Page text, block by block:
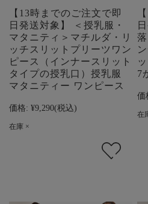
【13時までのご注文で即
日発送対象】 ＜授乳服・
マタニティ＞マチルダ・リ
ッチスリットプリーツワン
ピース（インナースリット
タイプの授乳口）授乳服
マタニティー ワンピース
価格: ¥9,290(税込)
在庫 ×
7
価
在